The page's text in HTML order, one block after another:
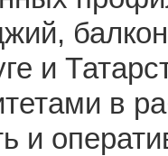
и
в
и